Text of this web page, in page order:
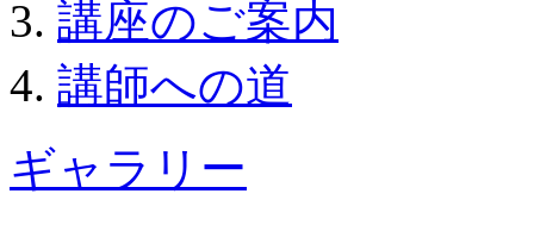
講座のご案内
講師への道
ギャラリー